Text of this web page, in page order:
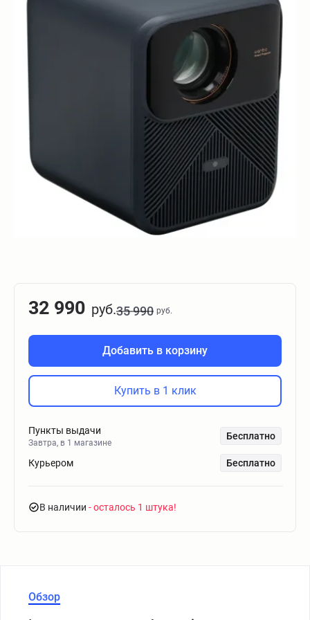
32 990 руб.35 990 руб.
Добавить в корзину
Купить в 1 клик
Пункты выдачи
Завтра, в 1 магазине
Бесплатно
Курьером Бесплатно
В наличии - осталось 1 штука
Обзор